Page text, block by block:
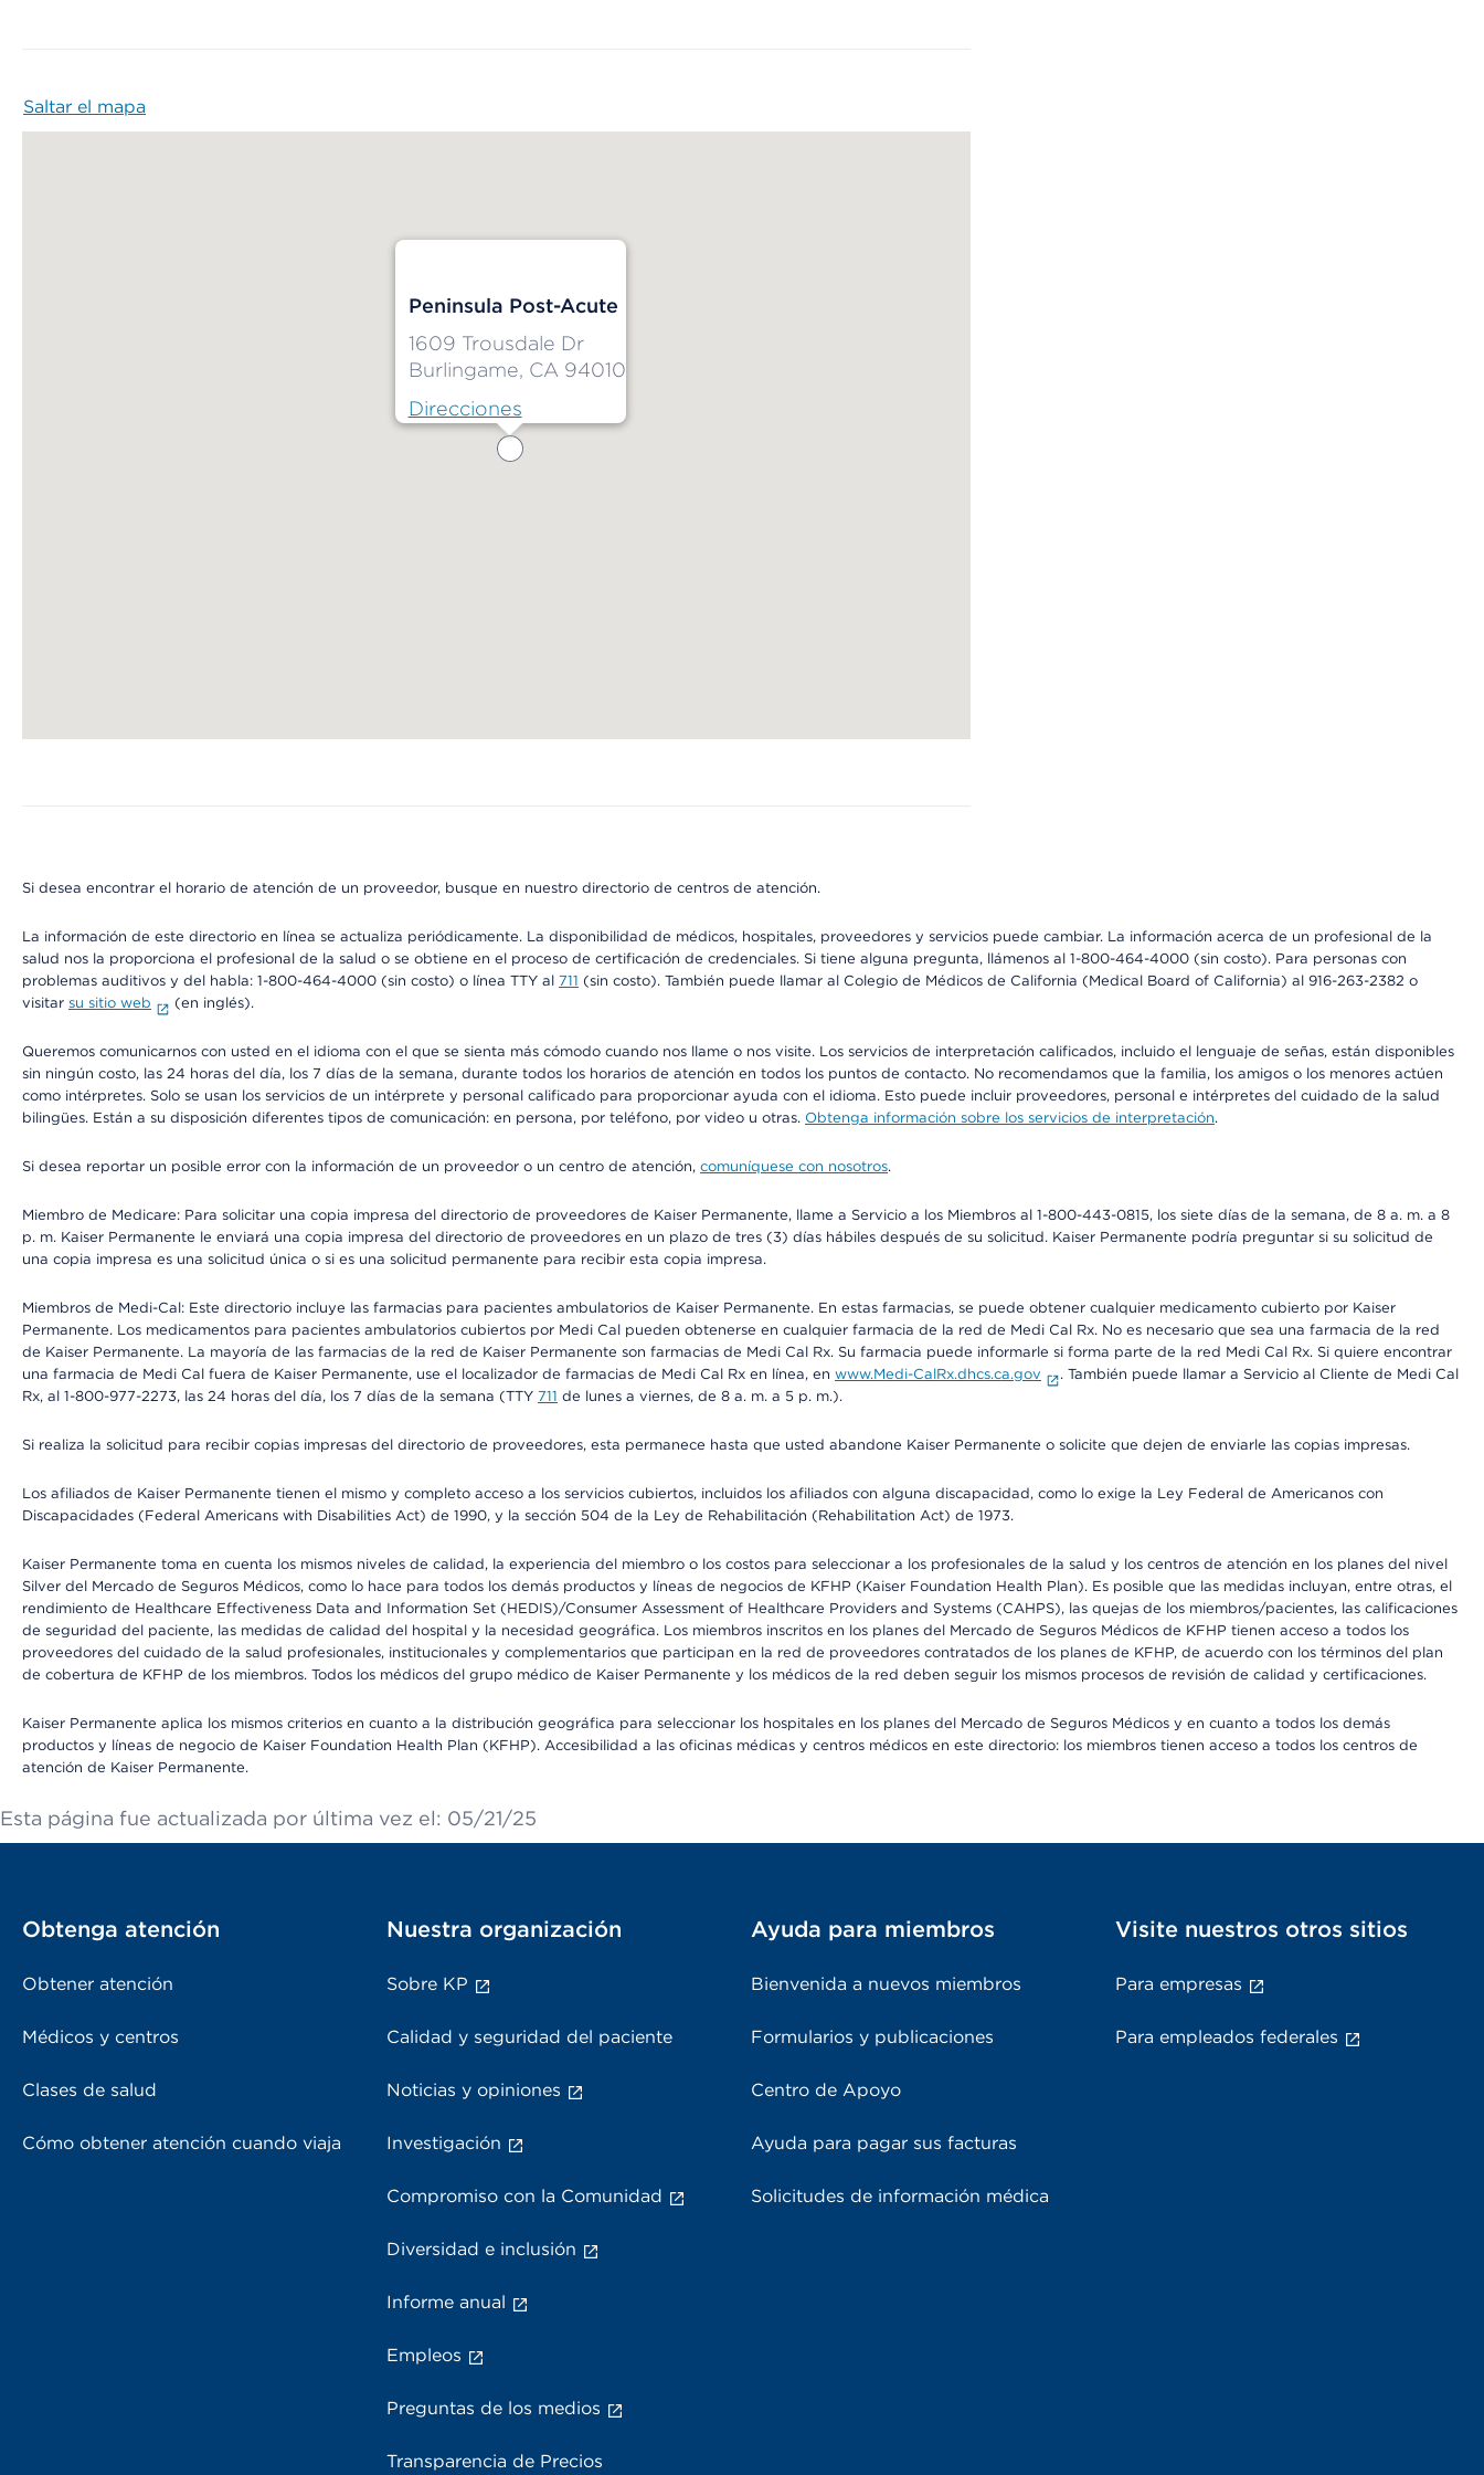
Saltar el mapa
Peninsula Post-Acute
1609 Trousdale Dr
Burlingame, CA 94010
Direcciones
Si desea encontrar el horario de atención de un proveedor, busque en nuestro directorio de centros de atención.
La información de este directorio en línea se actualiza periódicamente. La disponibilidad de médicos, hospitales, proveedores y servicios puede cambiar. La información acerca de un profesional de la
salud nos la proporciona el profesional de la salud o se obtiene en el proceso de certificación de credenciales. Si tiene alguna pregunta, llámenos al 1-800-464-4000 (sin costo). Para personas con
problemas auditivos y del habla: 1-800-464-4000 (sin costo) o línea TTY al 711 (sin costo). También puede llamar al Colegio de Médicos de California (Medical Board of California) al 916-263-2382 o
visitar su sitio web (en inglés).
Queremos comunicarnos con usted en el idioma con el que se sienta más cómodo cuando nos llame o nos visite. Los servicios de interpretación calificados, incluido el lenguaje de señas, están disponibles
sin ningún costo, las 24 horas del día, los 7 días de la semana, durante todos los horarios de atención en todos los puntos de contacto. No recomendamos que la familia, los amigos o los menores actúen
como intérpretes. Solo se usan los servicios de un intérprete y personal calificado para proporcionar ayuda con el idioma. Esto puede incluir proveedores, personal e intérpretes del cuidado de la salud
bilingües. Están a su disposición diferentes tipos de comunicación: en persona, por teléfono, por video u otras. Obtenga información sobre los servicios de interpretación.
Si desea reportar un posible error con la información de un proveedor o un centro de atención, comuníquese con nosotros.
Miembro de Medicare: Para solicitar una copia impresa del directorio de proveedores de Kaiser Permanente, llame a Servicio a los Miembros al 1-800-443-0815, los siete días de la semana, de 8 a. m. a 8
p. m. Kaiser Permanente le enviará una copia impresa del directorio de proveedores en un plazo de tres (3) días hábiles después de su solicitud. Kaiser Permanente podría preguntar si su solicitud de
una copia impresa es una solicitud única o si es una solicitud permanente para recibir esta copia impresa.
Miembros de Medi-Cal: Este directorio incluye las farmacias para pacientes ambulatorios de Kaiser Permanente. En estas farmacias, se puede obtener cualquier medicamento cubierto por Kaiser
Permanente. Los medicamentos para pacientes ambulatorios cubiertos por Medi Cal pueden obtenerse en cualquier farmacia de la red de Medi Cal Rx. No es necesario que sea una farmacia de la red
de Kaiser Permanente. La mayoría de las farmacias de la red de Kaiser Permanente son farmacias de Medi Cal Rx. Su farmacia puede informarle si forma parte de la red Medi Cal Rx. Si quiere encontrar
una farmacia de Medi Cal fuera de Kaiser Permanente, use el localizador de farmacias de Medi Cal Rx en línea, en www.Medi-CalRx.dhcs.ca.gov
. También puede llamar a Servicio al Cliente de Medi Cal
Rx, al 1-800-977-2273, las 24 horas del día, los 7 días de la semana (TTY 711 de lunes a viernes, de 8 a. m. a 5 p. m.).
Si realiza la solicitud para recibir copias impresas del directorio de proveedores, esta permanece hasta que usted abandone Kaiser Permanente o solicite que dejen de enviarle las copias impresas.
Los afiliados de Kaiser Permanente tienen el mismo y completo acceso a los servicios cubiertos, incluidos los afiliados con alguna discapacidad, como lo exige la Ley Federal de Americanos con
Discapacidades (Federal Americans with Disabilities Act) de 1990, y la sección 504 de la Ley de Rehabilitación (Rehabilitation Act) de 1973.
Kaiser Permanente toma en cuenta los mismos niveles de calidad, la experiencia del miembro o los costos para seleccionar a los profesionales de la salud y los centros de atención en los planes del nivel
Silver del Mercado de Seguros Médicos, como lo hace para todos los demás productos y líneas de negocios de KFHP (Kaiser Foundation Health Plan). Es posible que las medidas incluyan, entre otras, el
rendimiento de Healthcare Effectiveness Data and Information Set (HEDIS)/Consumer Assessment of Healthcare Providers and Systems (CAHPS), las quejas de los miembros/pacientes, las calificaciones
de seguridad del paciente, las medidas de calidad del hospital y la necesidad geográfica. Los miembros inscritos en los planes del Mercado de Seguros Médicos de KFHP tienen acceso a todos los
proveedores del cuidado de la salud profesionales, institucionales y complementarios que participan en la red de proveedores contratados de los planes de KFHP, de acuerdo con los términos del plan
de cobertura de KFHP de los miembros. Todos los médicos del grupo médico de Kaiser Permanente y los médicos de la red deben seguir los mismos procesos de revisión de calidad y certificaciones.
Kaiser Permanente aplica los mismos criterios en cuanto a la distribución geográfica para seleccionar los hospitales en los planes del Mercado de Seguros Médicos y en cuanto a todos los demás
productos y líneas de negocio de Kaiser Foundation Health Plan (KFHP). Accesibilidad a las oficinas médicas y centros médicos en este directorio: los miembros tienen acceso a todos los centros de
atención de Kaiser Permanente.
Esta página fue actualizada por última vez el: 05/21/25
Obtenga atención
Obtener atención
Médicos y centros
Clases de salud
Cómo obtener atención cuando viaja
Nuestra organización
Sobre KP
Calidad y seguridad del paciente
Noticias y opiniones
Investigación
Compromiso con la Comunidad
Diversidad e inclusión
Informe anual
Empleos
Preguntas de los medios
Transparencia de Precios
Ayuda para miembros
Bienvenida a nuevos miembros
Formularios y publicaciones
Centro de Apoyo
Ayuda para pagar sus facturas
Solicitudes de información médica
Visite nuestros otros sitios
Para empresas
Para empleados federales